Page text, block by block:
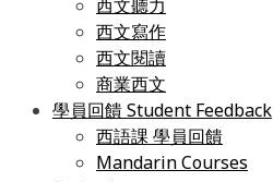
西文聽力
西文寫作
西文閱讀
商業西文
學員回饋 Student Feedback
西語課 學員回饋
Mandarin Courses